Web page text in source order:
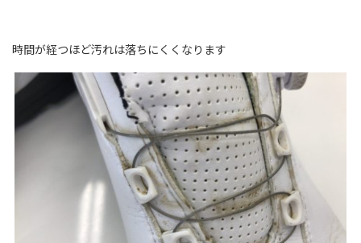
時間が経つほど汚れは落ちにくくなります